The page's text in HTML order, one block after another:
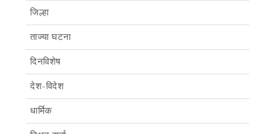
जिल्हा
ताज्या घटना
दिनविशेष
देश-विदेश
धार्मिक